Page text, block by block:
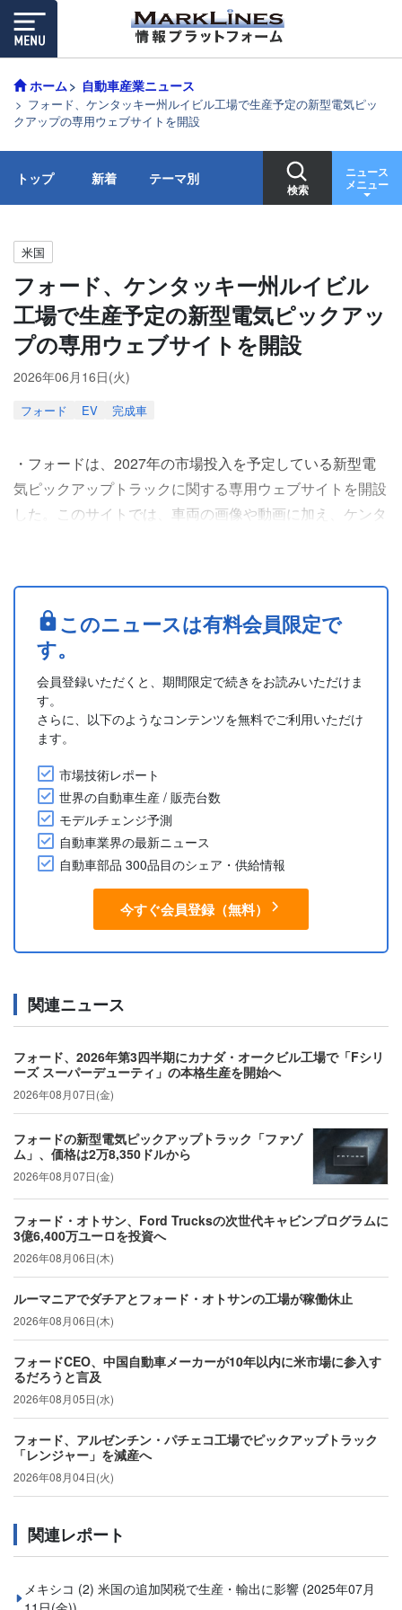
ホーム 自動車産業ニュース
フォード、ケンタッキー州ルイビル工場で生産予定の新型電気ピッ
クアップの専用ウェブサイトを開設
トップ 新着 テーマ別
検索
ニュース
メニュー
米国
フォード、ケンタッキー州ルイビル
工場で生産予定の新型電気ピックアッ
プの専用ウェブサイトを開設
2026年06月16日(火)
フォード EV 完成車
・フォードは、2027年の市場投入を予定している新型電
気ピックアップトラックに関する専用ウェブサイトを開設
した。このサイトでは、車両の画像や動画に加え、ケンタ
連情報が紹介されている。米国の複数メディアが6月12日
付で報じた。
・フォードのSherry House CFOは、6月3日に開催された
UBS自動車・自動車技術カ....
このニュースは有料会員限定で
す。
会員登録いただくと、期間限定で続きをお読みいただけま
す。
さらに、以下のようなコンテンツを無料でご利用いただけ
ます。
市場技術レポート
世界の自動車生産 / 販売台数
モデルチェンジ予測
自動車業界の最新ニュース
自動車部品 300品目のシェア・供給情報
今すぐ会員登録（無料）
関連ニュース
フォード、2026年第3四半期にカナダ・オークビル工場で「Fシリ
ーズ スーパーデューティ」の本格生産を開始へ
2026年08月07日(金)
フォードの新型電気ピックアップトラック「ファゾ
ム」、価格は2万8,350ドルから
2026年08月07日(金)
フォード・オトサン、Ford Trucksの次世代キャビンプログラムに
3億6,400万ユーロを投資へ
2026年08月06日(木)
ルーマニアでダチアとフォード・オトサンの工場が稼働休止
2026年08月06日(木)
フォードCEO、中国自動車メーカーが10年以内に米市場に参入す
るだろうと言及
2026年08月05日(水)
フォード、アルゼンチン・パチェコ工場でピックアップトラック
「レンジャー」を減産へ
2026年08月04日(火)
関連レポート
メキシコ (2) 米国の追加関税で生産・輸出に影響 (2025年07月